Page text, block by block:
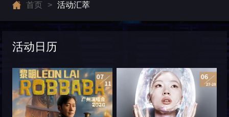
首页 > 活动汇萃
活动日历